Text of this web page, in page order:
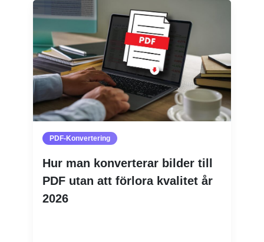
PDF-Konvertering
Hur man konverterar bilder till
PDF utan att förlora kvalitet år
2026